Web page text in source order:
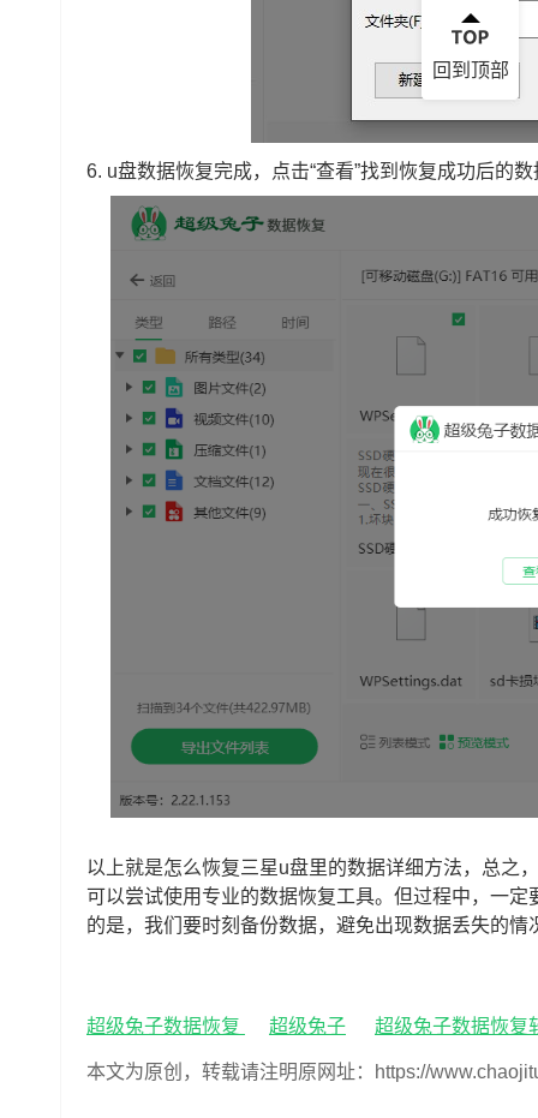
6. u盘数据恢复完成，点击“查看”找到恢复成功后的数
以上就是怎么恢复三星u盘里的数据详细方法，总之
可以尝试使用专业的数据恢复工具。但过程中，一
的是，我们要时刻备份数据，避免出现数据丢失的情
超级兔子数据恢复 超级兔子 超级兔子数据恢复
本文为原创，转载请注明原网址：https://
回到顶部